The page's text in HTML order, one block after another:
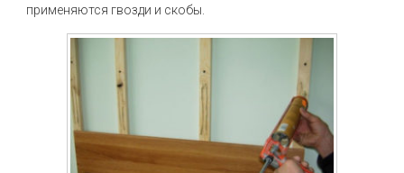
применяются гвозди и скобы.